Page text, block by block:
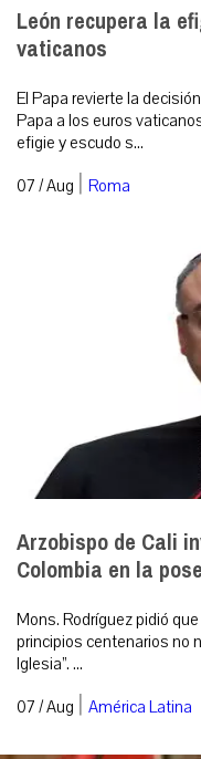
León recupera la
vaticanos
El Papa revierte la
Papa a los euros
efigie y escudo s...
07 / Aug | Roma
Arzobispo de Cali
Colombia en la
Mons. Rodríguez pidió
principios centenarios no
Iglesia”. ...
07 / Aug | América Latina